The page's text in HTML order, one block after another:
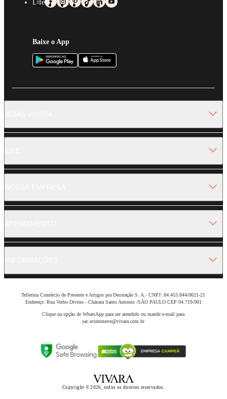
Life
Baixe o App
Tellerina Comércio de Presente e Artigos pra Decoração S. A.- CNPJ: 84.453.844/0021-21
Endereço: Rua Verbo Divino - Chácara Santo Antonio /SÃO PAULO CEP 04.719-901
Clique na opção de WhatsApp para ser atendido ou mande e-mail para
sac.ecommerce@vivara.com.br
Copyright © 2026, todos os direitos reservados.